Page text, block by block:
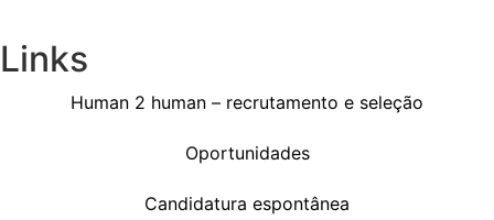
Links
Human 2 human – recrutamento e seleção
Oportunidades
Candidatura espontânea